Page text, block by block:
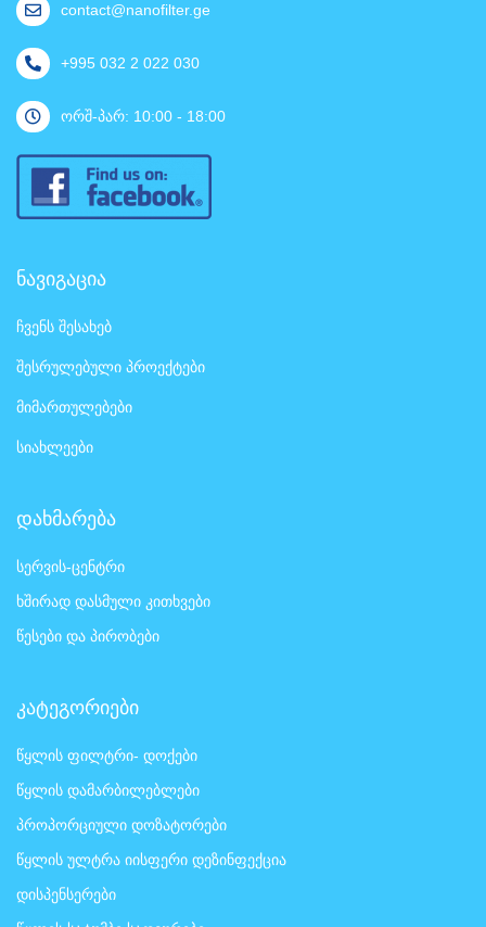
contact@nanofilter.ge
+995 032 2 022 030
ორშ-პარ: 10:00 - 18:00
ნავიგაცია
ჩვენს შესახებ
შესრულებული პროექტები
მიმართულებები
სიახლეები
დახმარება
სერვის-ცენტრი
ხშირად დასმული კითხვები
წესები და პირობები
კატეგორიები
წყლის ფილტრი- დოქები
წყლის დამარბილებლები
პროპორციული დოზატორები
წყლის ულტრა იისფერი დეზინფექცია
დისპენსერები